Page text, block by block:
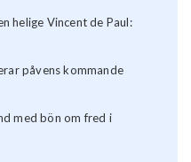
helige Vincent de Paul:
påvens kommande
med bön om fred i